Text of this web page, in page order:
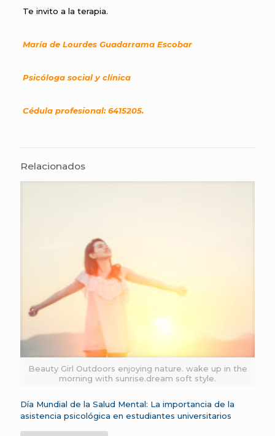
Te invito a la terapia.
María de Lourdes Guadarrama Escobar
Psicóloga social y clínica
Cédula profesional: 6415205.
Relacionados
Beauty Girl Outdoors enjoying nature. wake up in the
morning with sunrise.dream soft style.
Día Mundial de la Salud Mental: La importancia de la
asistencia psicológica en estudiantes universitarios